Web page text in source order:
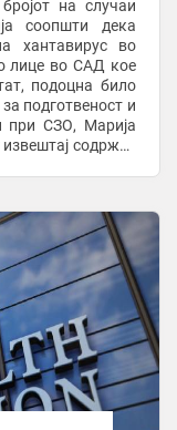
на случаи
соопшти дека
хантавирус во
лице во САД кое
подоцна било
при СЗО, Марија
содржел